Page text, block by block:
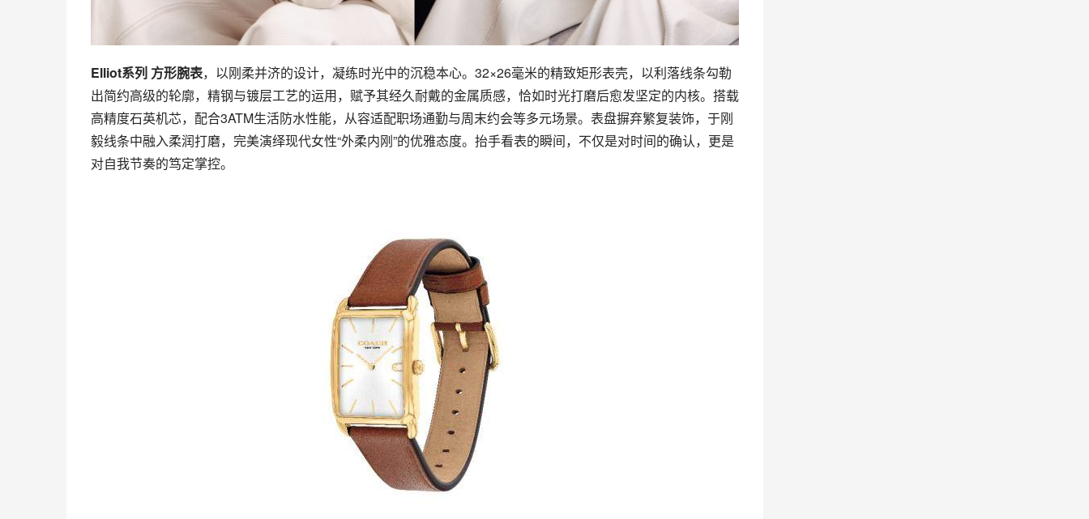
Elliot系列 方形腕表，以刚柔并济的设计，凝练时光中的沉稳本心。32×26毫米的精致矩形表壳，以利落线条勾勒
出简约高级的轮廓，精钢与镀层工艺的运用，赋予其经久耐戴的金属质感，恰如时光打磨后愈发坚定的内核。搭载
高精度石英机芯，配合3ATM生活防水性能，从容适配职场通勤与周末约会等多元场景。表盘摒弃繁复装饰，于刚
毅线条中融入柔润打磨，完美演绎现代女性“外柔内刚”的优雅态度。抬手看表的瞬间，不仅是对时间的确认，更是
对自我节奏的笃定掌控。